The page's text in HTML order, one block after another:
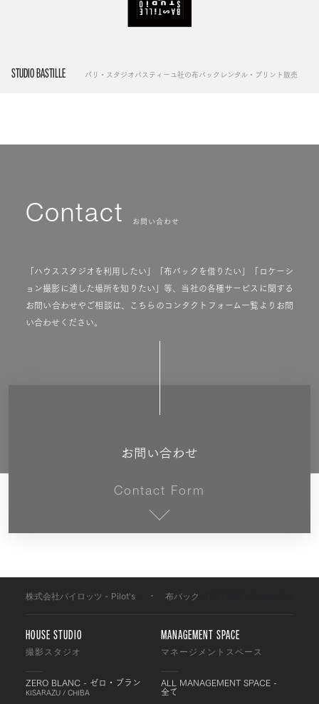
STUDIO BASTILLE パリ・スタジオバスティーユ社の布バックレンタル・プリント販売
Contact お問い合わせ
「ハウススタジオを利用したい」「布バックを借りたい」「ロケーシ
ョン撮影に適した場所を知りたい」等、当社の各種サービスに関する
お問い合わせやご相談は、こちらのコンタクトフォーム一覧よりお問
い合わせください。
お問い合わせ
Contact Form
株式会社パイロッツ - Pilot's 布バック
HOUSE STUDIO
撮影スタジオ
ZERO BLANC - ゼロ・ブラン
KISARAZU / CHIBA
MANAGEMENT SPACE
マネージメントスペース
ALL MANAGEMENT SPACE -
全て